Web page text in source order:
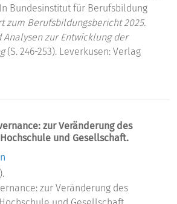
In Bundesinstitut für Berufsbildung
zum Berufsbildungsbericht 2025.
zur Entwicklung der
(S. 246-253). Leverkusen: Verlag
zur Veränderung des
und Gesellschaft.
zur Veränderung des